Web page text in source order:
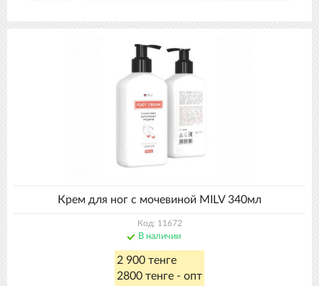
Крем для ног с мочевиной MILV 340мл
Код: 11672
В наличии
2 900 тенге
2800 тенге - опт